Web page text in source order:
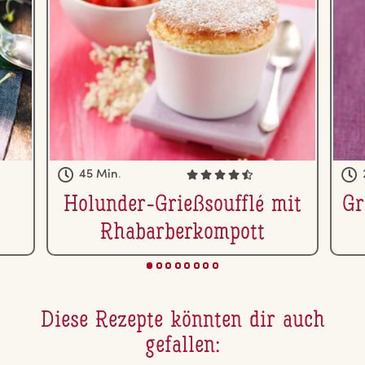
45 Min.
Holunder-Grieß­souf­flé mit
Rha­bar­ber­kom­pott
Diese Rezepte könnten dir auch
gefallen: